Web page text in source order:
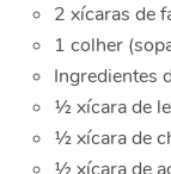
2 xícaras de
1 colher
Ingredientes
½ xícara de
½ xícara de